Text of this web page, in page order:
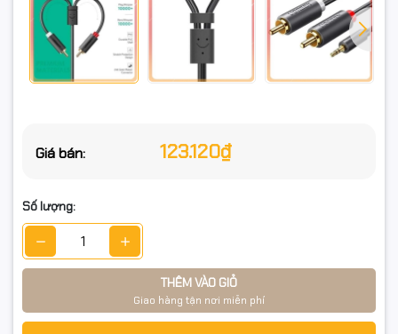
Giá bán: 123.120₫
Số lượng:
THÊM VÀO GIỎ
Giao hàng tận nơi miễn phí